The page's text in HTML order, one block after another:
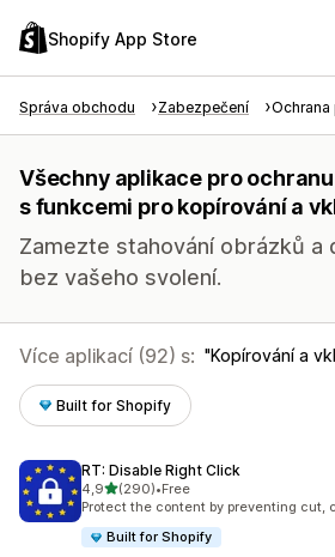
Shopify App Store
Správa obchodu Zabezpečení
Všechny aplikace pro
s funkcemi pro kopírování a
Zamezte stahování obrázků a
bez vašeho svolení.
Více aplikací (92) s: Kopírování a
Built for Shopify
RT: Disable Right Click
4,9z 5 hvězd
(290)
Celkový počet recenzí: 290
•Free
Protect the content by preventing cut,
Built for Shopify